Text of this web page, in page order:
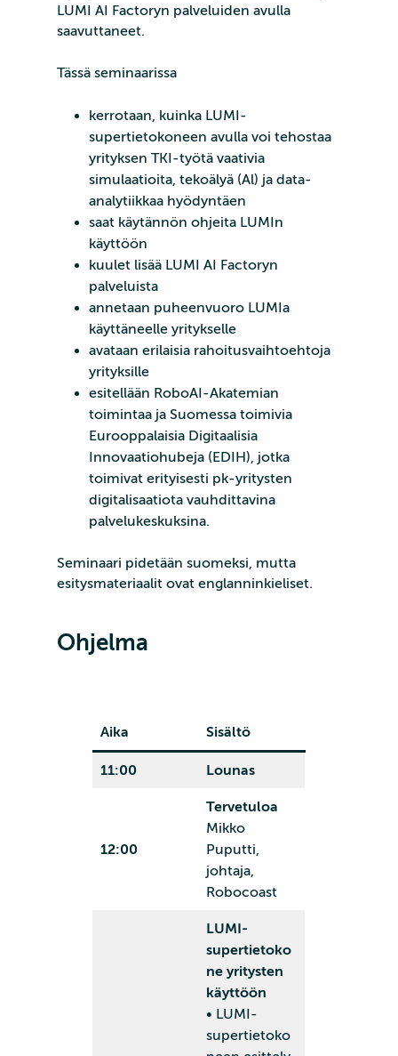
LUMI AI Factoryn palveluiden avulla
saavuttaneet.
Tässä seminaarissa
kerrotaan, kuinka LUMI-
supertietokoneen avulla voi tehostaa
yrityksen TKI-työtä vaativia
simulaatioita, tekoälyä (Al) ja data-
analytiikkaa hyödyntäen
saat käytännön ohjeita LUMIn
käyttöön
kuulet lisää LUMI AI Factoryn
palveluista
annetaan puheenvuoro LUMIa
käyttäneelle yritykselle
avataan erilaisia rahoitusvaihtoehtoja
yrityksille
esitellään RoboAI-Akatemian
toimintaa ja Suomessa toimivia
Eurooppalaisia Digitaalisia
Innovaatiohubeja (EDIH), jotka
toimivat erityisesti pk-yritysten
digitalisaatiota vauhdittavina
palvelukeskuksina.
Seminaari pidetään suomeksi, mutta
esitysmateriaalit ovat englanninkieliset.
Ohjelma
Aika Sisältö
11:00 Lounas
12:00
Tervetuloa
Mikko
Puputti,
johtaja,
Robocoast
LUMI-
supertietoko
ne yritysten
käyttöön
• LUMI-
supertietoko